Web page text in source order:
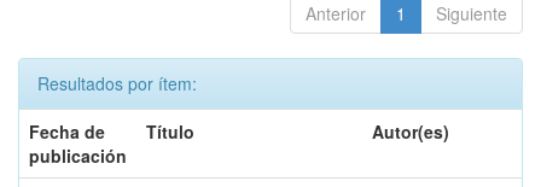
Anterior 1 Siguiente
Resultados por ítem:
Fecha de
publicación
Título Autor(es)